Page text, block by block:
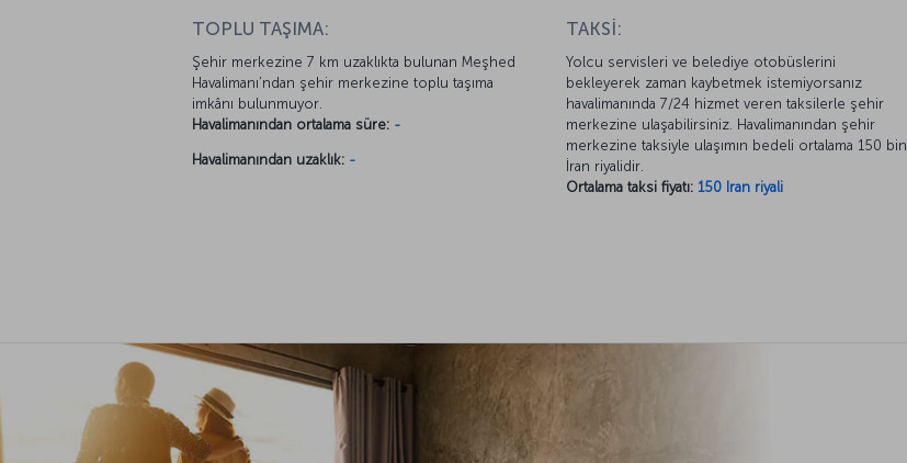
TOPLU TAŞIMA:
Şehir merkezine 7 km uzaklıkta bulunan Meşhed
Havalimanı’ndan şehir merkezine toplu taşıma
imkânı bulunmuyor.
Havalimanından ortalama süre: -
Havalimanından uzaklık: -
TAKSİ:
Yolcu servisleri ve belediye otobüslerini
bekleyerek zaman kaybetmek istemiyorsanız
havalimanında 7/24 hizmet veren taksilerle şehir
merkezine ulaşabilirsiniz. Havalimanından şehir
merkezine taksiyle ulaşımın bedeli ortalama 150 bin
İran riyalidir.
Ortalama taksi fiyatı: 150 Iran riyali